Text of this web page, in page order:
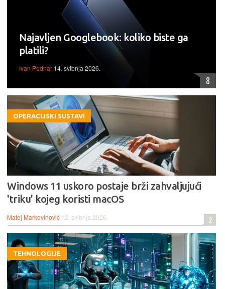
Najavljen Googlebook: koliko biste ga
platili?
Ivan Podnar 14. svibnja 2026.
8
OPERACIJSKI SUSTAVI
Windows 11 uskoro postaje brži zahvaljujući
'triku' kojeg koristi macOS
Matej Markovinović 12. svibnja 2026. 2
TEHNOLOGIJE